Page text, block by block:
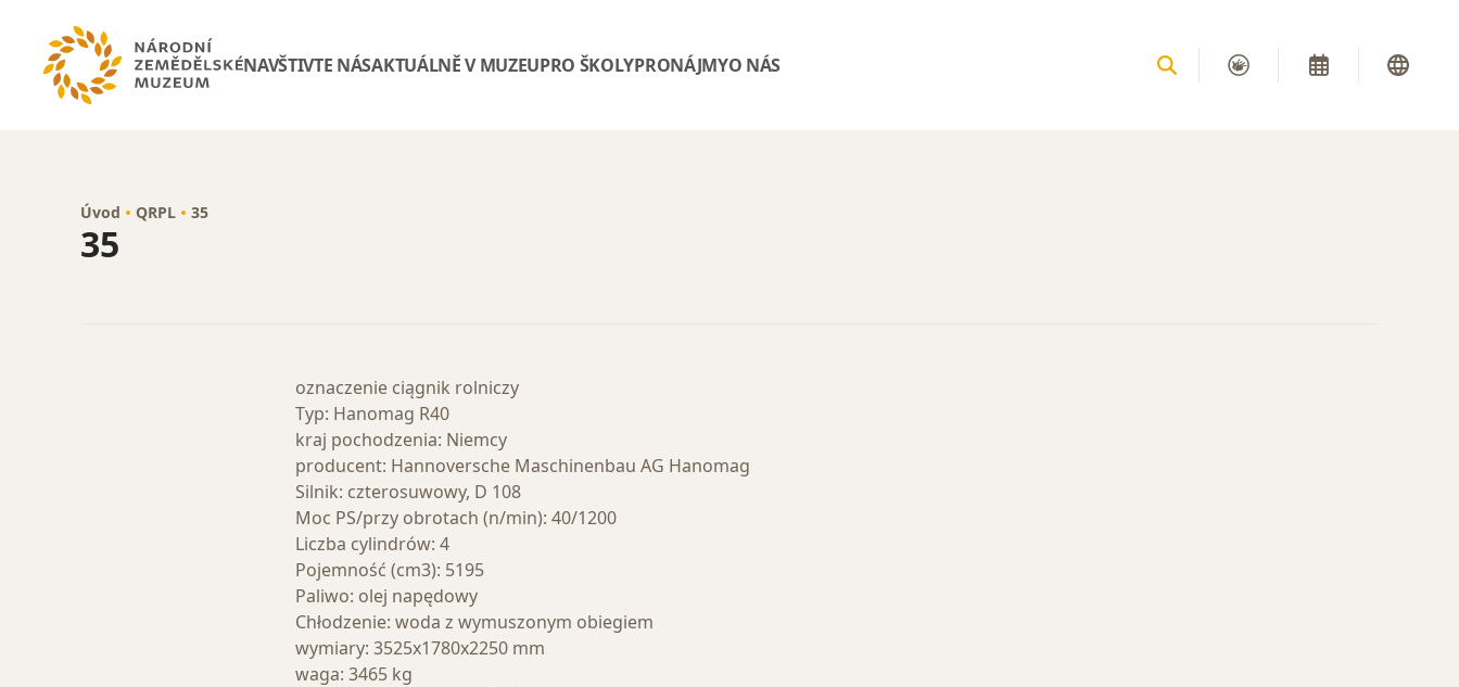
NAVŠTIVTE NÁSAKTUÁLNĚ V MUZEUPRO ŠKOLYPRONÁJMYO NÁS
Úvod QRPL 35
35
oznaczenie ciągnik rolniczy
Typ: Hanomag R40
kraj pochodzenia: Niemcy
producent: Hannoversche Maschinenbau AG Hanomag
Silnik: czterosuwowy, D 108
Moc PS/przy obrotach (n/min): 40/1200
Liczba cylindrów: 4
Pojemność (cm3): 5195
Paliwo: olej napędowy
Chłodzenie: woda z wymuszonym obiegiem
wymiary: 3525x1780x2250 mm
waga: 3465 kg